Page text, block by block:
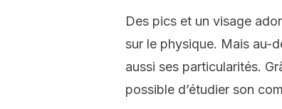
Des pics et un visage
sur le physique. Mais au-
aussi ses particularités.
possible d’étudier son